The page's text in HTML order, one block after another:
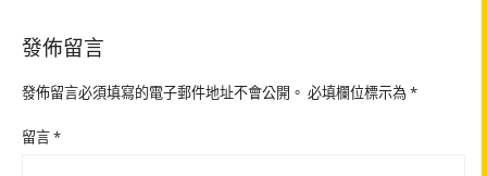
發佈留言
發佈留言必須填寫的電子郵件地址不會公開。 必填欄位標示為*
留言*